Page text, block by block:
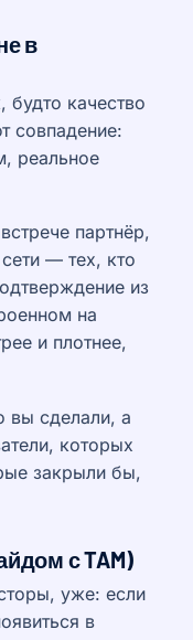
в
будто качество
совпадение:
реальное
партнёр,
— тех, кто
из
на
и плотнее,
вы сделали, а
которых
закрыли бы,
с TAM)
уже: если
в